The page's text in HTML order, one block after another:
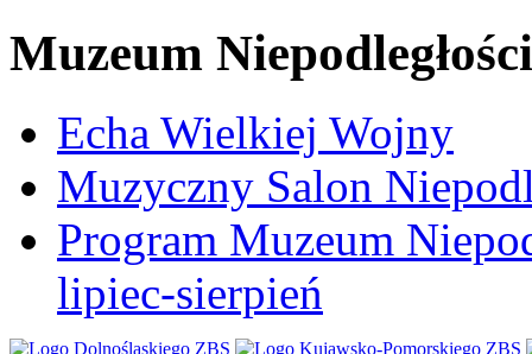
Muzeum Niepodległości
Echa Wielkiej Wojny
Muzyczny Salon
Program Muzeum
lipiec-sierpień